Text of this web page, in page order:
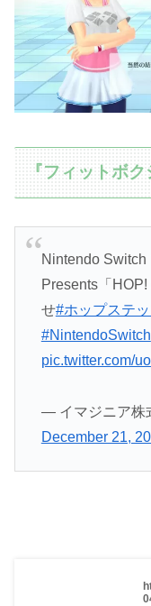
『フィットボ
Nintendo
Presents「
せ#ホップステ
#NintendoSwitch
pic.twitter.com/
— イマジニア株
December 21,